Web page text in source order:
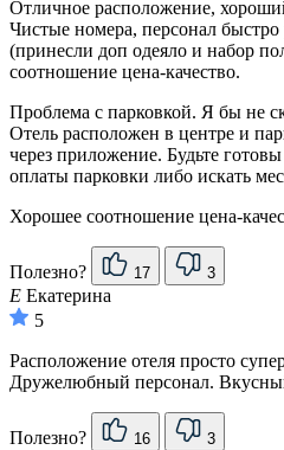
Отличное расположение,
Чистые номера, персонал
(принесли доп одеяло и набор
соотношение цена-качество.
Проблема с парковкой. Я бы не
Отель расположен в центре и
через приложение. Будьте
оплаты парковки либо искать
Хорошее соотношение цена-
Полезно? 17 3
Е Екатерина
5
Расположение отеля просто
Дружелюбный персонал.
Полезно? 16 3